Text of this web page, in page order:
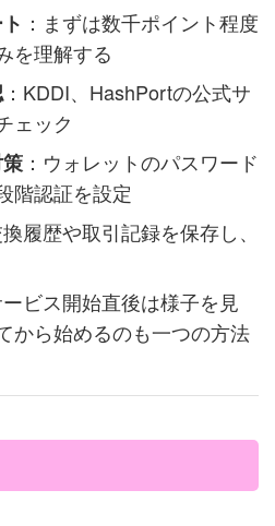
：まずは数千ポイント程度
を理解する
：KDDI、HashPortの公式サ
ェック
：ウォレットのパスワード
階認証を設定
履歴や取引記録を保存し、
ービス開始直後は様子を見
から始めるのも一つの方法